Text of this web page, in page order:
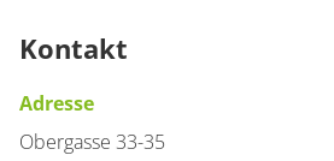
Kontakt
Adresse
Obergasse 33-35